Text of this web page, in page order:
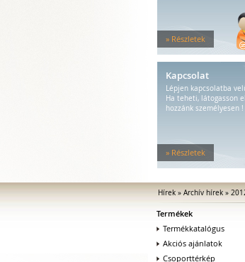
» Részletek
Kapcsolat
Lépjen kapcsolatba
Ha teheti, látogasson el
hozzánk személyesen !
» Részletek
Hírek» Archív hírek»
Termékek
Termékkatalógus
Akciós ajánlatok
Csoporttérkép